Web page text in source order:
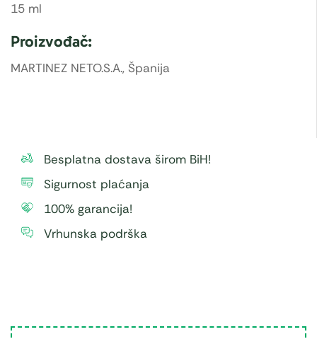
15 ml
Proizvođač:
MARTINEZ NETO.S.A., Španija
Besplatna dostava širom BiH!
Sigurnost plaćanja
100% garancija!
Vrhunska podrška